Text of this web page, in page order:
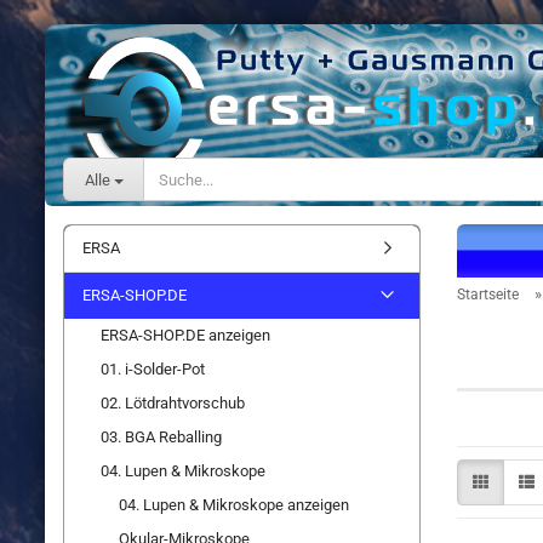
Alle
Startseite »
ERSA
ERSA-SHOP.DE
ERSA-SHOP.DE anzeigen
01. i-Solder-Pot
02. Lötdrahtvorschub
03. BGA Reballing
04. Lupen & Mikroskope
04. Lupen & Mikroskope anzeigen
Okular-Mikroskope